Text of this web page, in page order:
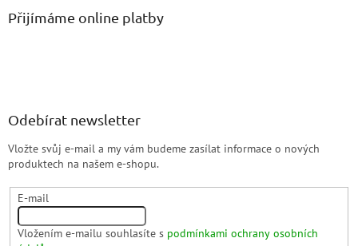
Přijímáme online platby
Odebírat newsletter
Vložte svůj e-mail a my vám budeme zasílat informace o nových
produktech na našem e-shopu.
E-mail
Vložením e-mailu souhlasíte s podmínkami ochrany osobních